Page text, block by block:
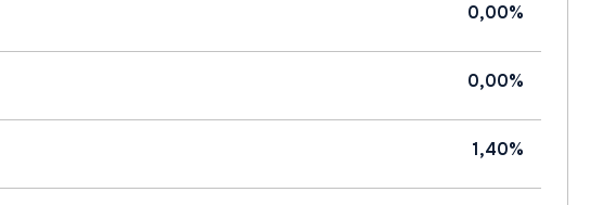
0,00%
0,00%
1,40%